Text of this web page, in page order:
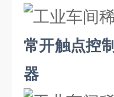
常开触点控制
器